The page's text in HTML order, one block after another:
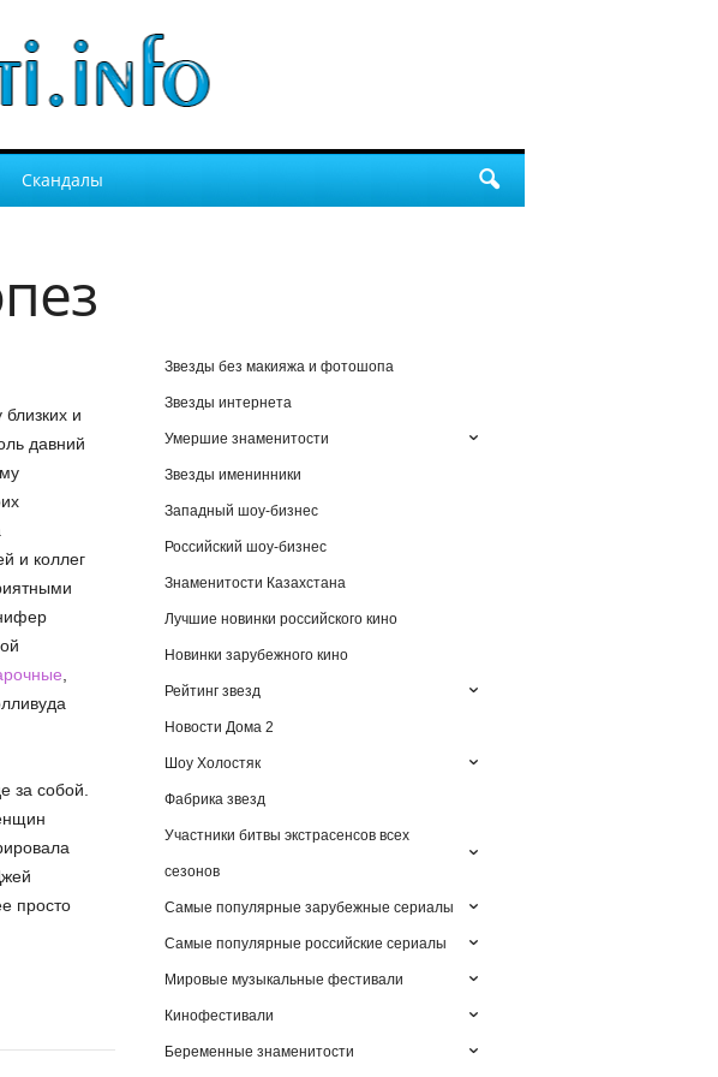
Скандалы
близких и
давний
и коллег
за собой.
просто
Звезды без макияжа и фотошопа
Звезды интернета
Умершие знаменитости
Звезды именинники
Западный шоу-бизнес
Российский шоу-бизнес
Знаменитости Казахстана
Лучшие новинки российского кино
Новинки зарубежного кино
Рейтинг звезд
Новости Дома 2
Шоу Холостяк
Фабрика звезд
Участники битвы экстрасенсов всех
сезонов
Самые популярные зарубежные сериалы
Самые популярные российские сериалы
Мировые музыкальные фестивали
Кинофестивали
Беременные знаменитости